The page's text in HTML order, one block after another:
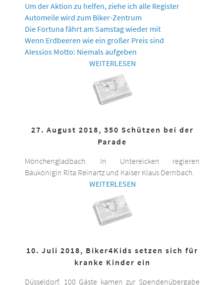
Um der Aktion zu helfen, ziehe ich alle Register
Automeile wird zum Biker-Zentrum
Die Fortuna fährt am Samstag wieder mit
Wenn Erdbeeren wie ein großer Preis sind
Alessios Motto: Niemals aufgeben
WEITERLESEN
27. August 2018, 350 Schützen bei der
Parade
Mönchengladbach. In Untereicken regieren
Bäukönigin Rita Reinartz und Kaiser Klaus Dernbach.
WEITERLESEN
10. Juli 2018, Biker4Kids setzen sich für
kranke Kinder ein
Düsseldorf. 100 Gäste kamen zur Spendenübergabe